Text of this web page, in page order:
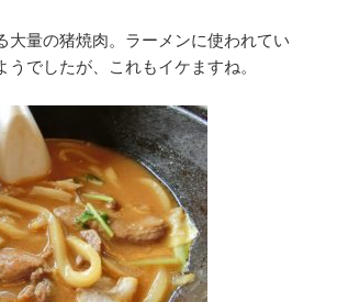
大量の猪焼肉。ラーメンに使われてい
うでしたが、これもイケますね。